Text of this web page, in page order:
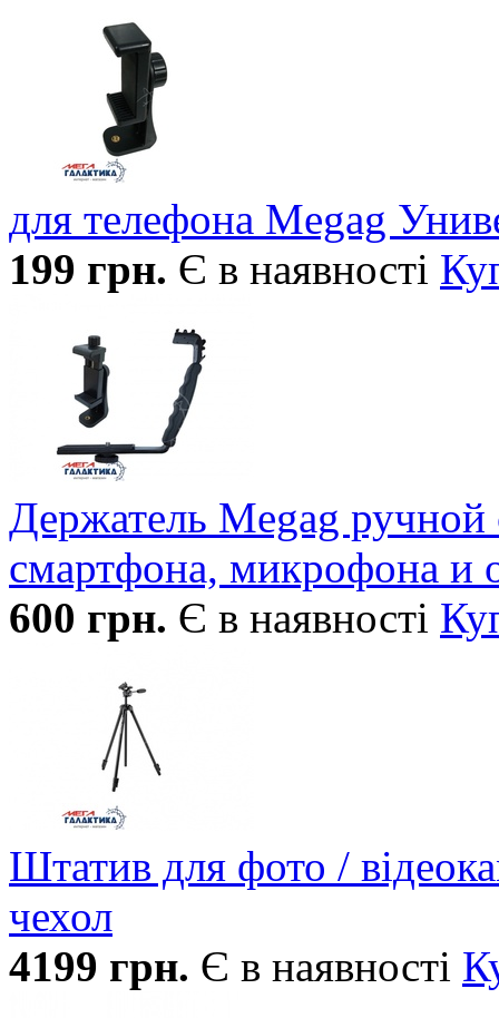
для телефона Megag
199 грн. Є в наявності
Держатель Megag
смартфона, микрофона и
600 грн. Є в наявності
Штатив для фото /
чехол
4199 грн. Є в наявності